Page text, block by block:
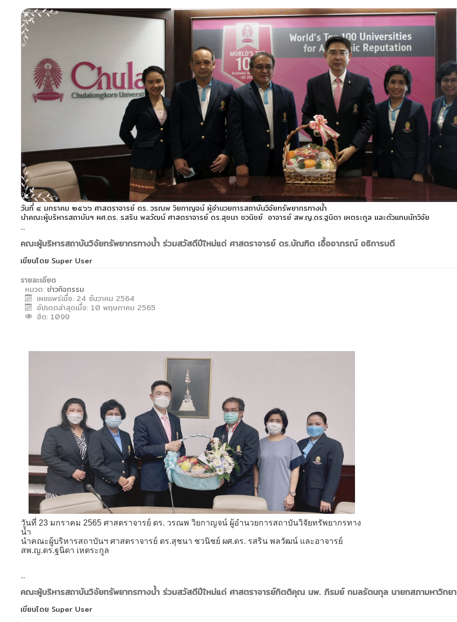
วันที่ ๔ มกราคม ๒๕๖๖ ศาสตราจารย์ ดร. วรณพ วิยกาญจน์ ผู้อำนวยการสถาบันวิจัยทรัพยากรทางน้ำ
นำคณะผู้บริหารสถาบันฯ ผศ.ดร. รสริน พลวัฒน์ ศาสตราจารย์ ดร.สุชนา ชวนิชย์ อาจารย์ สพ.ญ.ดร.ฐนิดา เหตระกูล และตัวแทนนักวิจัย
...
คณะผู้บริหารสถาบันวิจัยทรัพยากรทางน้ำ ร่วมสวัสดีปีใหม่แด่ ศาสตราจารย์ ดร.บัณฑิต เอื้ออาภรณ์ อธิการบดี
เขียนโดย Super User
รายละเอียด
หมวด: ข่าวกิจกรรม
เผยแพร่เมื่อ: 24 ธันวาคม 2564
อัปเดตล่าสุดเมื่อ: 10 พฤษภาคม 2565
ฮิต: 1099
วันที่ 23 มกราคม 2565 ศาสตราจารย์ ดร. วรณพ วิยกาญจน์ ผู้อำนวยการสถาบันวิจัยทรัพยากรทาง
น้ำ
นำคณะผู้บริหารสถาบันฯ ศาสตราจารย์ ดร.สุชนา ชวนิชย์ ผศ.ดร. รสริน พลวัฒน์ และอาจารย์
สพ.ญ.ดร.ฐนิดา เหตระกูล
...
คณะผู้บริหารสถาบันวิจัยทรัพยากรทางน้ำ ร่วมสวัสดีปีใหม่แด่ ศาสตราจารย์กิตติคุณ นพ. ภิรมย์ กมลรัตนกุล นายกสภามหาวิทย
เขียนโดย Super User